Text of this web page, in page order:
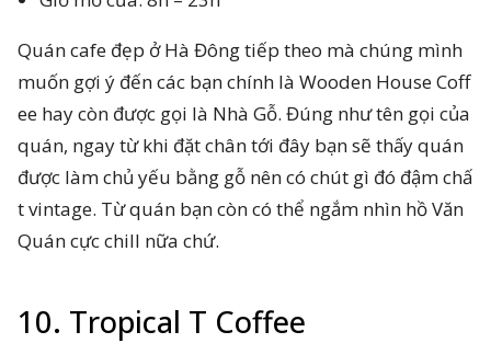
Quán cafe đẹp ở Hà Đông tiếp theo mà chúng mình
muốn gợi ý đến các bạn chính là Wooden House Coff
ee hay còn được gọi là Nhà Gỗ. Đúng như tên gọi của
quán, ngay từ khi đặt chân tới đây bạn sẽ thấy quán
được làm chủ yếu bằng gỗ nên có chút gì đó đậm chấ
t vintage. Từ quán bạn còn có thể ngắm nhìn hồ Văn
Quán cực chill nữa chứ.
10. Tropical T Coffee